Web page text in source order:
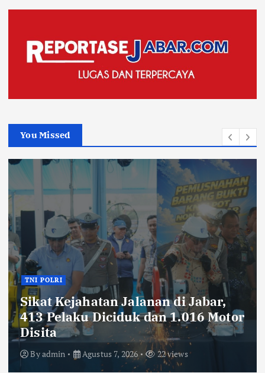
You Missed
TNI POLRI
Sikat Kejahatan Jalanan di Jabar,
413 Pelaku Diciduk dan 1.016 Motor
Disita
Byadmin Agustus 7, 2026 22 views